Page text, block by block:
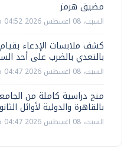
مضيق هرمز
السبت، 08 اغسطس 2026 04:52 م
كشف ملابسات الإدعاء
بالتعدي بالضرب على أحد
السبت، 08 اغسطس 2026 04:47 م
منح دراسية كاملة من
بالقاهرة والدولية لأوائل
السبت، 08 اغسطس 2026 04:47 م